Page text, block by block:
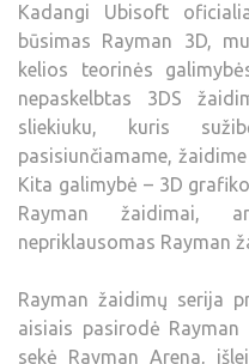
Kadangi Ubisoft
būsimas Rayman 3D,
kelios teorinės
nepaskelbtas 3DS
sliekiuku, kuris
pasisiunčiamame,
Kita galimybė – 3D
Rayman žaidimai,
nepriklausomas Rayman
Rayman žaidimų serija
aisiais pasirodė Rayman
sekė Rayman Arena,